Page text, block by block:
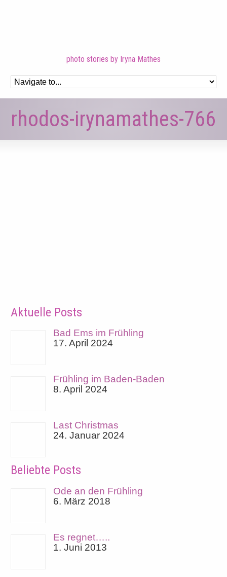
photo stories by Iryna Mathes
rhodos-irynamathes-766
Aktuelle Posts
Bad Ems im Frühling
17. April 2024
Frühling im Baden-Baden
8. April 2024
Last Christmas
24. Januar 2024
Beliebte Posts
Ode an den Frühling
6. März 2018
Es regnet…..
1. Juni 2013